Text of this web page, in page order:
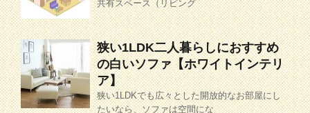
共有スペース（リビング
狭い1LDK二人暮らしにおすすめ
の白いソファ【ホワイトインテリ
ア】
狭い1LDKでも広々とした開放的なお部屋にし
たいなら、ソファは空間にな